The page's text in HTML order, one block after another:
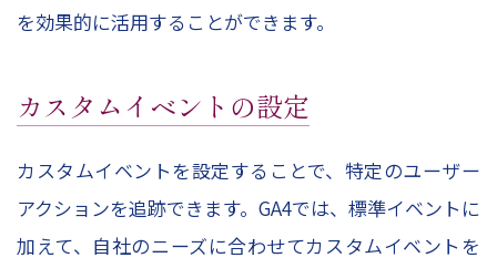
を効果的に活用することができます。
カスタムイベントの設定
カスタムイベントを設定することで、特定のユーザー
アクションを追跡できます。GA4では、標準イベントに
加えて、自社のニーズに合わせてカスタムイベントを